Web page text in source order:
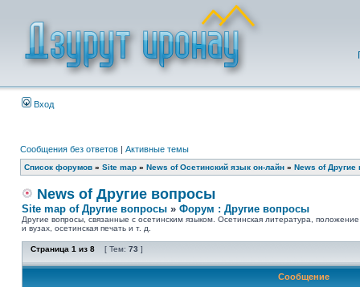
Вход
Сообщения без ответов | Активные темы
Список форумов » Site map » News of Осетинский язык он-лайн » News of Другие
News of Другие вопросы
Site map of Другие вопросы » Форум : Другие вопросы
Другие вопросы, связанные с осетинским языком. Осетинская литература,
и вузах, осетинская печать и т. д.
Страница 1 из 8 [ Тем: 73 ]
Сообщение